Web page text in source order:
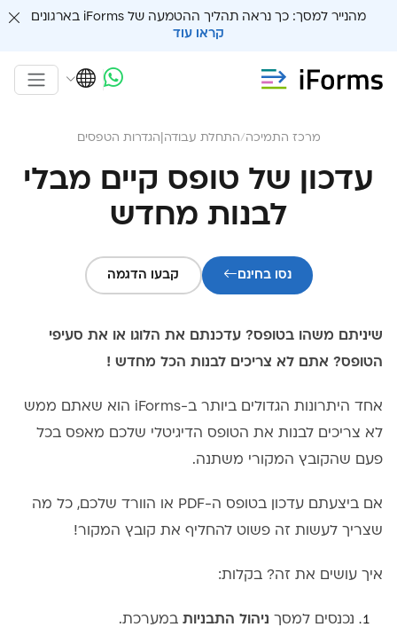
מהנייר למסך: כך נראה תהליך ההטמעה של iForms בארגונים
קראו עוד
מרכז התמיכה/התחלת עבודה הגדרות הטפסים
עדכון של טופס קיים מבלי
לבנות מחדש
נסו בחינם קבעו הדגמה
שיניתם משהו בטופס? עדכנתם את הלוגו או את סעיפי
הטופס? אתם לא צריכים לבנות הכל מחדש !
אחד היתרונות הגדולים ביותר ב-iForms הוא שאתם ממש
לא צריכים לבנות את הטופס הדיגיטלי שלכם מאפס בכל
פעם שהקובץ המקורי משתנה.
אם ביצעתם עדכון בטופס ה-PDF או הוורד שלכם, כל מה
שצריך לעשות זה פשוט להחליף את קובץ המקור!
איך עושים את זה? בקלות:
נכנסים למסך ניהול התבניות במערכת.